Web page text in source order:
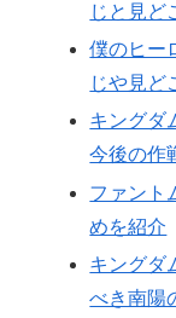
じと見ど
僕のヒー
じや見ど
キングダ
今後の作
ファント
めを紹介
キングダ
べき南陽